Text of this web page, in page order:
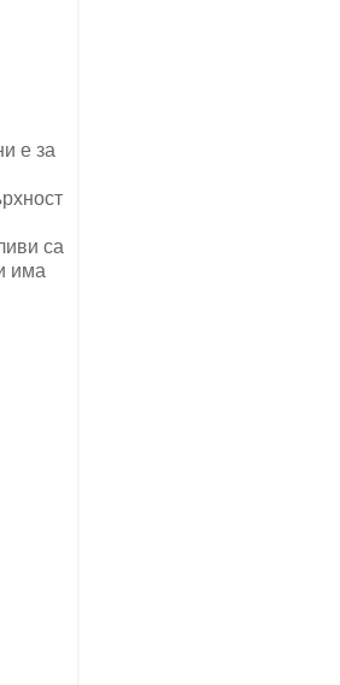
е за
са
има